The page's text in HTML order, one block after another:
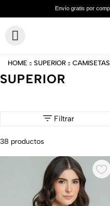
SUPERIOR CAMISETAS
SUPERIOR
Filtrar
38 productos